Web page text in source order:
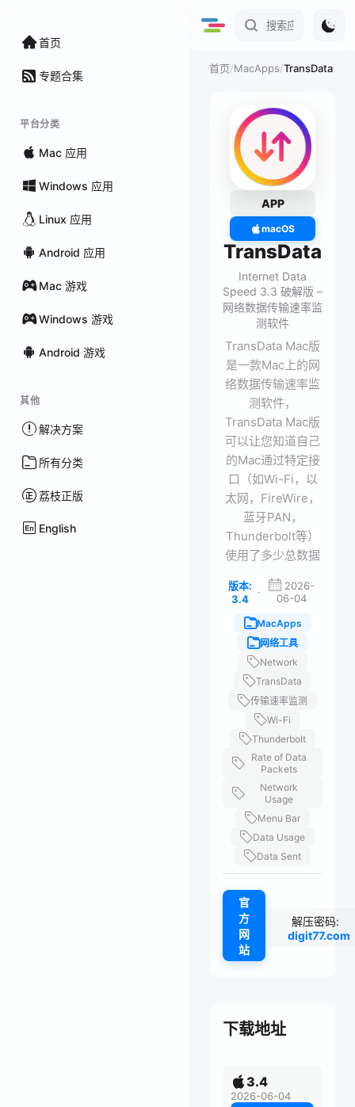
首页
专题合集
平台分类
Mac 应用
Windows 应用
Linux 应用
Android 应用
Mac 游戏
Windows 游戏
Android 游戏
其他
解决方案
所有分类
荔枝正版
English
首页/MacApps/TransData
APP
macOS
TransData
Internet Data
Speed 3.3 破解版 –
网络数据传输速率监
测软件
TransData Mac版
是一款Mac上的网
络数据传输速率监
测软件，
TransData Mac版
可以让您知道自己
的Mac通过特定接
口（如Wi-Fi，以
太网，FireWire，
蓝牙PAN，
Thunderbolt等）
使用了多少总数据
版本:
3.4
·
2026-
06-04
MacApps
网络工具
Network
TransData
传输速率监测
Wi-Fi
Thunderbolt
Rate of Data
Packets
Network
Usage
Menu Bar
Data Usage
Data Sent
官
方
网
站
解压密码:
digit77.com
下载地址
3.4
2026-06-04